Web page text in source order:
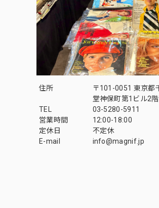
住所
〒101-0051 東京都
堂神保町第1ビル2階
TEL
03-5280-5911
営業時間
12:00-18:00
定休日
不定休
E-mail
info@magnif.jp